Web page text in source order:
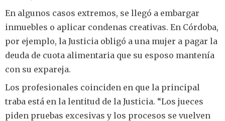
En algunos casos extremos, se llegó a embargar
inmuebles o aplicar condenas creativas. En Córdoba,
por ejemplo, la Justicia obligó a una mujer a pagar la
deuda de cuota alimentaria que su esposo mantenía
con su expareja.
Los profesionales coinciden en que la principal
traba está en la lentitud de la Justicia. “Los jueces
piden pruebas excesivas y los procesos se vuelven